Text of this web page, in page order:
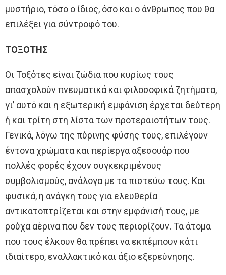
μυστήριο, τόσο ο ίδιος, όσο και ο άνθρωπος που θα
επιλέξει για σύντροφό του.
ΤΟΞΟΤΗΣ
Οι Τοξότες είναι ζώδια που κυρίως τους
απασχολούν πνευματικά και φιλοσοφικά ζητήματα,
γι’ αυτό και η εξωτερική εμφάνιση έρχεται δεύτερη
ή και τρίτη στη λίστα των προτεραιοτήτων τους.
Γενικά, λόγω της πύρινης φύσης τους, επιλέγουν
έντονα χρώματα και περίεργα αξεσουάρ που
πολλές φορές έχουν συγκεκριμένους
συμβολισμούς, ανάλογα με τα πιστεύω τους. Και
φυσικά, η ανάγκη τους για ελευθερία
αντικατοπτρίζεται και στην εμφάνισή τους, με
ρούχα αέρινα που δεν τους περιορίζουν. Τα άτομα
που τους έλκουν θα πρέπει να εκπέμπουν κάτι
ιδιαίτερο, εναλλακτικό και άξιο εξερεύνησης.